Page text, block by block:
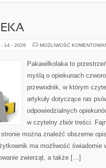
- 14 - 2026 MOŻLIWOŚĆ
Pakawilkolaka to
myślą o opiekunach
przewodnik, w którym
artykuły dotyczące ras
odpowiedzialnych
w czytelny zbiór treści.
można znaleźć obszerne
ma możliwość świadomie
zwierząt, a także […]